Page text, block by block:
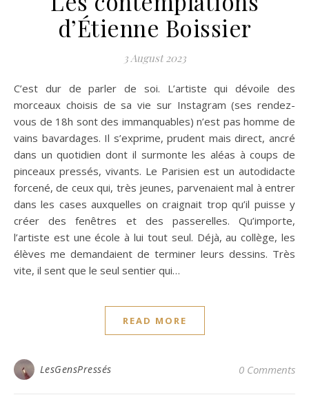
d’Étienne Boissier
3 August 2023
C’est dur de parler de soi. L’artiste qui dévoile des
morceaux choisis de sa vie sur Instagram (ses rendez-
vous de 18h sont des immanquables) n’est pas homme de
vains bavardages. Il s’exprime, prudent mais direct, ancré
dans un quotidien dont il surmonte les aléas à coups de
pinceaux pressés, vivants. Le Parisien est un autodidacte
forcené, de ceux qui, très jeunes, parvenaient mal à entrer
dans les cases auxquelles on craignait trop qu’il puisse y
créer des fenêtres et des passerelles. Qu’importe,
l’artiste est une école à lui tout seul. Déjà, au collège, les
élèves me demandaient de terminer leurs dessins. Très
vite, il sent que le seul sentier qui…
READ MORE
LesGensPressés 0 Comments